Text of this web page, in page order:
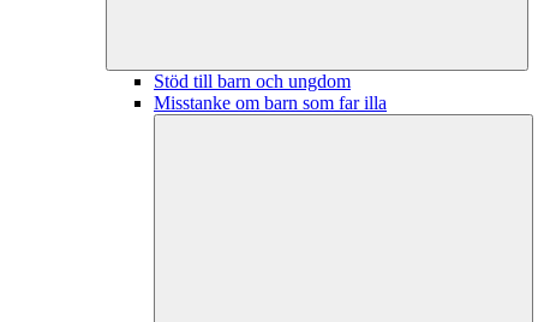
Stöd till barn och ungdom
Misstanke om barn som far illa